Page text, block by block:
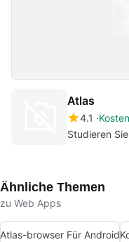
Atlas
4.1
Studieren
Ähnliche Themen
zu Web Apps
Atlas-browser Für Android